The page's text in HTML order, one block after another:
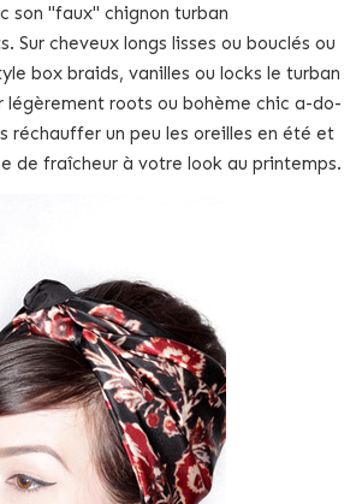
son "faux" chignon turban
Sur cheveux longs lisses ou bouclés ou
box braids, vanilles ou locks le turban
légèrement roots ou bohème chic a-do-
réchauffer un peu les oreilles en été et
de fraîcheur à votre look au printemps.